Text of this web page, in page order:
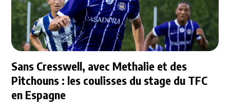
Sans Cresswell, avec Methalie et des
Pitchouns : les coulisses du stage du TFC
en Espagne